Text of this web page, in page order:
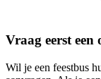
Vraag eerst een
Wil je een feestbus